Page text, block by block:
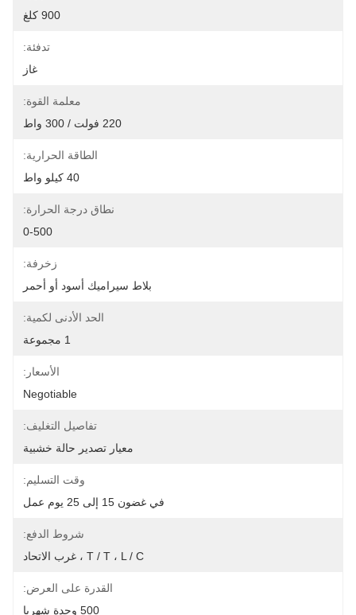
900 كلغ
تدفئة:
غاز
معلمة القوة:
220 فولت / 300 واط
الطاقة الحرارية:
40 كيلو واط
نطاق درجة الحرارة:
0-500
زخرفة:
بلاط سيراميك أسود أو أحمر
الحد الأدنى لكمية:
1 مجموعة
الأسعار:
Negotiable
تفاصيل التغليف:
معيار تصدير حالة خشبية
وقت التسليم:
في غضون 15 إلى 25 يوم عمل
شروط الدفع:
T / T ، L / C ، غرب الاتحاد
القدرة على العرض:
500 وحدة شهريا